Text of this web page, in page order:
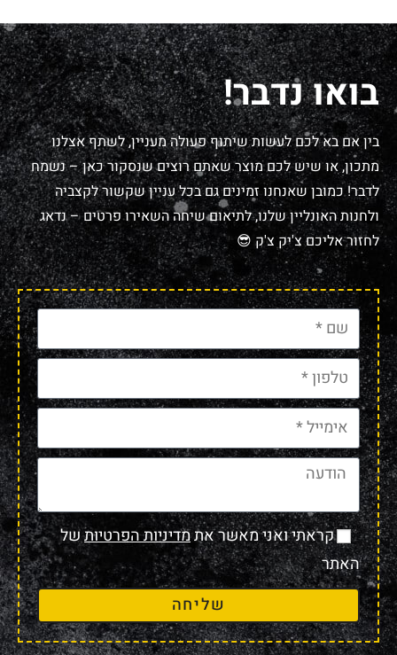
בואו נדבר!
בין אם בא לכם לעשות שיתוף פעולה מעניין, לשתף אצלנו
מתכון, או שיש לכם מוצר שאתם רוצים שנסקור כאן – נשמח
לדבר! כמובן שאנחנו זמינים גם בכל עניין שקשור לקצביה
ולחנות האונליין שלנו, לתיאום שיחה השאירו פרטים – נדאג
לחזור אליכם צ'יק צ'ק 😎
קראתי ואני מאשר אתמדיניות הפרטיותשל
האתר
שליחה